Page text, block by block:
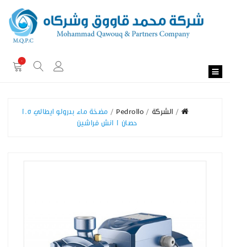
0
الشركة Pedrollo
مضخة ماء بدرولو ايطالي 1.5
حصان 1 انش فراشين